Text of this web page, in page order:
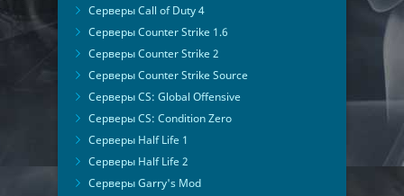
Серверы Call of Duty 4
Серверы Counter Strike 1.6
Серверы Counter Strike 2
Серверы Counter Strike Source
Серверы CS: Global Offensive
Серверы CS: Condition Zero
Серверы Half Life 1
Серверы Half Life 2
Серверы Garry's Mod